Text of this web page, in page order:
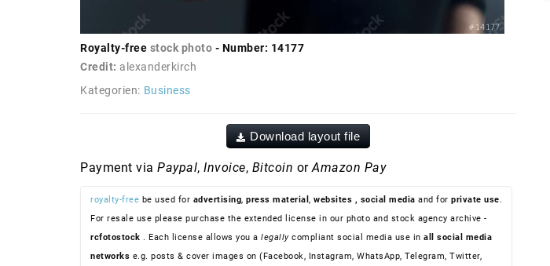
Royalty-free stock photo - Number: 14177
Credit: alexanderkirch
Kategorien: Business
Download layout file
Payment via Paypal, Invoice, Bitcoin or Amazon Pay
royalty-free be used for advertising, press material , websites , social media and for private use.
For resale use please purchase the extended license in our photo and stock agency archive -
rcfotostock . Each license allows you a legallycompliant social media use in all social media
networks e.g. posts & cover images on (Facebook, Instagram, WhatsApp, Telegram, Twitter,